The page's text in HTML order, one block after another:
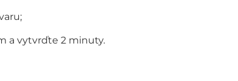
a vytvrďte 2 minuty.